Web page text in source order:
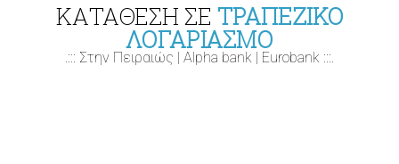
ΚΑΤΑΘΕΣΗ ΣΕ ΤΡΑΠΕΖΙΚΟ
ΛΟΓΑΡΙΑΣΜΟ
.::: Στην Πειραιώς | Alpha bank | Eurobank :::.